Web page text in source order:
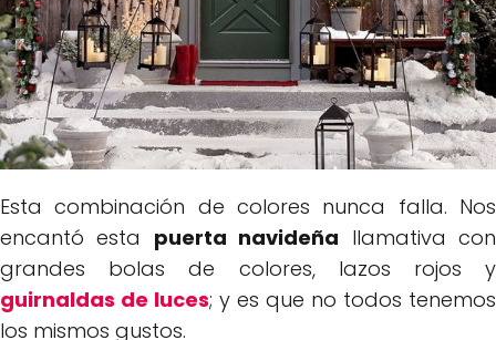
Esta combinación de colores nunca falla. Nos
encantó esta puerta navideña llamativa con
grandes bolas de colores, lazos rojos y
guirnaldas de luces; y es que no todos tenemos
los mismos gustos.